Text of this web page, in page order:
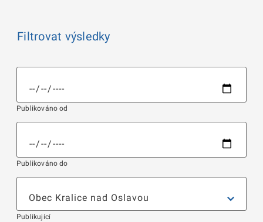
Filtrovat výsledky
Publikováno od
Publikováno do
Publikující